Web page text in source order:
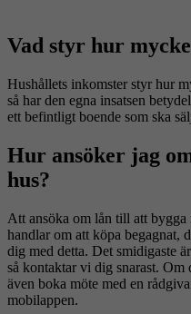
Vad styr hur
Hushållets inkomster styr hur
så har den egna insatsen
ett befintligt boende som ska
Hur ansöker jag
hus?
Att ansöka om lån till att
handlar om att köpa begagnat,
dig med detta. Det smidigaste
så kontaktar vi dig snarast.
även boka möte med en
mobilappen.